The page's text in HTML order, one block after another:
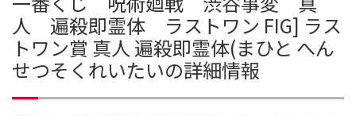
人 遍殺即霊体 ラストワン FIG] ラス
トワン賞 真人 遍殺即霊体(まひと へん
せつそくれいたいの詳細情報